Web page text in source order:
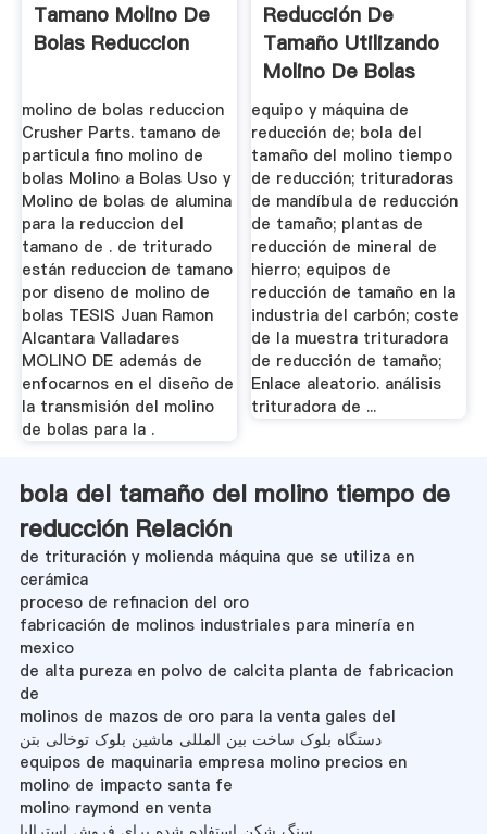
Tamano Molino De
Bolas Reduccion
molino de bolas reduccion
Crusher Parts. tamano de
particula fino molino de
bolas Molino a Bolas Uso y
Molino de bolas de alumina
para la reduccion del
tamano de . de triturado
están reduccion de tamano
por diseno de molino de
bolas TESIS Juan Ramon
Alcantara Valladares
MOLINO DE además de
enfocarnos en el diseño de
la transmisión del molino
de bolas para la .
Reducción De
Tamaño Utilizando
Molino De Bolas
equipo y máquina de
reducción de; bola del
tamaño del molino tiempo
de reducción; trituradoras
de mandíbula de reducción
de tamaño; plantas de
reducción de mineral de
hierro; equipos de
reducción de tamaño en la
industria del carbón; coste
de la muestra trituradora
de reducción de tamaño;
Enlace aleatorio. análisis
trituradora de ...
bola del tamaño del molino tiempo de
reducción Relación
de trituración y molienda máquina que se utiliza en
cerámica
proceso de refinacion del oro
fabricación de molinos industriales para minería en
mexico
de alta pureza en polvo de calcita planta de fabricacion
de
molinos de mazos de oro para la venta gales del
دستگاه بلوک ساخت بین المللی ماشین بلوک توخالی بتن
equipos de maquinaria empresa molino precios en
molino de impacto santa fe
molino raymond en venta